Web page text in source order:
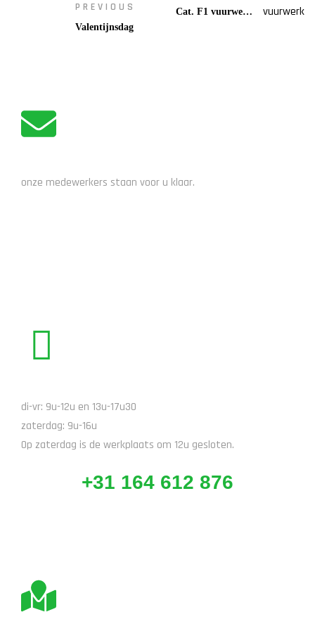
PREVIOUS
Valentijnsdag
Cat. F1 vuurwerk
onze medewerkers staan voor u klaar.
di-vr: 9u-12u en 13u-17u30
zaterdag: 9u-16u
Op zaterdag is de werkplaats om 12u gesloten.
+31 164 612 876